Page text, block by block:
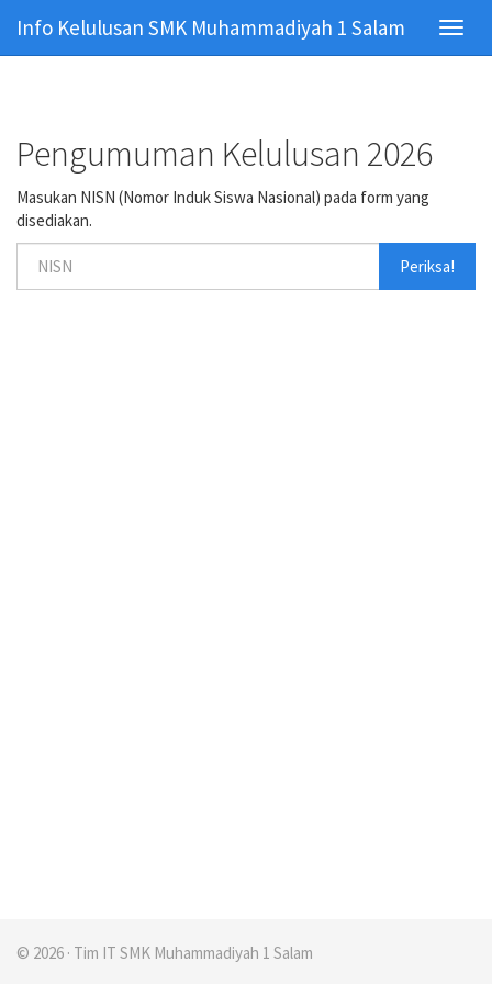
Info Kelulusan SMK Muhammadiyah 1 Salam
Pengumuman Kelulusan 2026
Masukan NISN (Nomor Induk Siswa Nasional) pada form yang
disediakan.
Periksa!
© 2026 · Tim IT SMK Muhammadiyah 1 Salam